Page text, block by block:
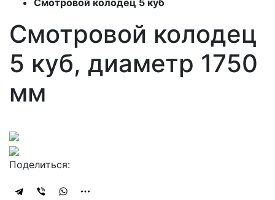
Смотровой колодец 5 куб
Смотровой колодец
5 куб, диаметр 1750
мм
Поделиться: